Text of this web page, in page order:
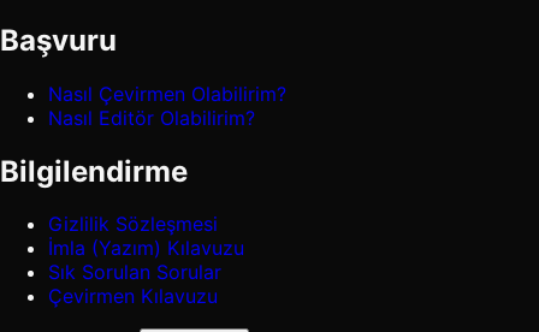
Başvuru
Nasıl Çevirmen Olabilirim?
Nasıl Editör Olabilirim?
Bilgilendirme
Gizlilik Sözleşmesi
İmla (Yazım) Kılavuzu
Sık Sorulan Sorular
Çevirmen Kılavuzu